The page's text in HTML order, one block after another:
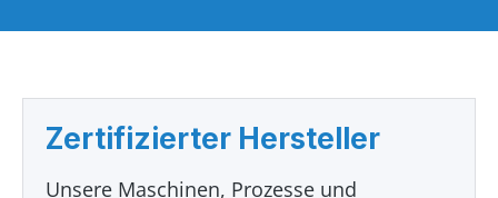
Zertifizierter Hersteller
Unsere Maschinen, Prozesse und